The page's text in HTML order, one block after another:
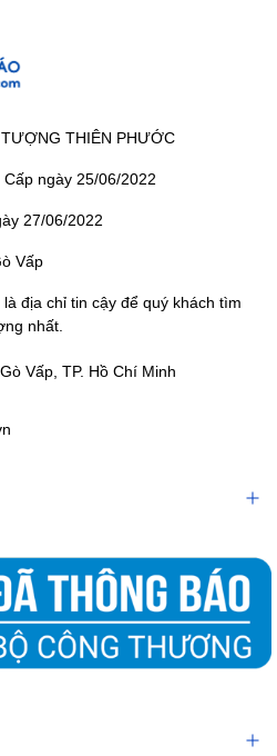
THIÊN PHƯỚC
ngày 25/06/2022
27/06/2022
Vấp
địa chỉ tin cậy để quý khách tìm
nhất.
Vấp, TP. Hồ Chí Minh